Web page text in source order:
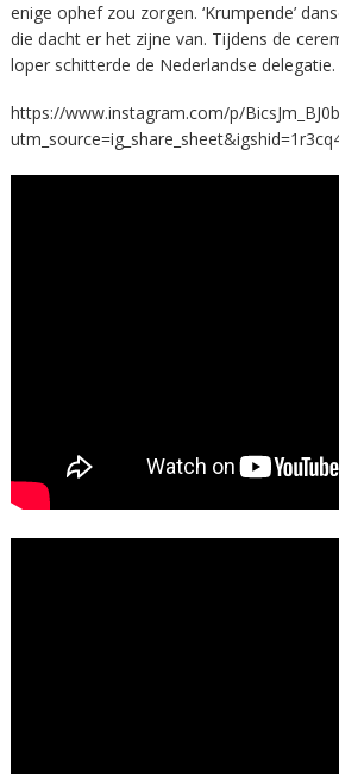
enige ophef zou zorgen. ‘Krumpende’
die dacht er het zijne van. Tijdens de
loper schitterde de Nederlandse delegatie.
https://www.instagram.com/p/